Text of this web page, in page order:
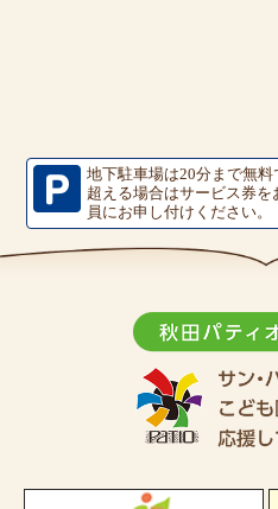
地下駐車場は20分まで無
超える場合はサービス券
員にお申し付けください。